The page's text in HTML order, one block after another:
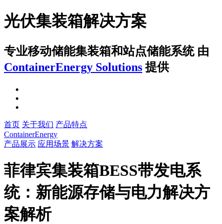
光伏集装箱解决方案
专业移动储能集装箱和站点储能系统 由
ContainerEnergy Solutions 提供
首页 关于我们 产品特点
ContainerEnergy
产品展示 应用场景 解决方案
菲律宾集装箱BESS带发电系
统：新能源存储与电力解决方
案解析